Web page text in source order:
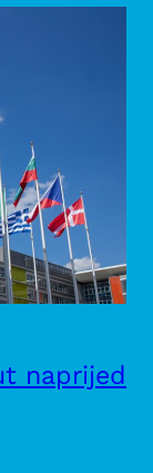
naprijed